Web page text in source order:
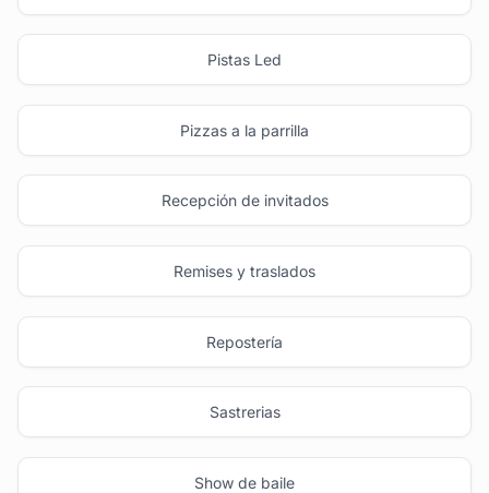
Pistas Led
Pizzas a la parrilla
Recepción de invitados
Remises y traslados
Repostería
Sastrerias
Show de baile